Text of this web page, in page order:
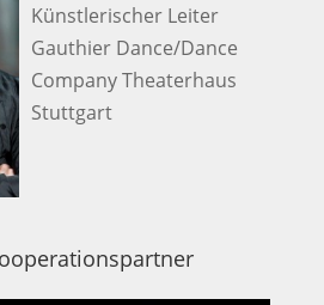
Künstlerischer Leiter
Gauthier Dance/Dance
Company Theaterhaus
Stuttgart